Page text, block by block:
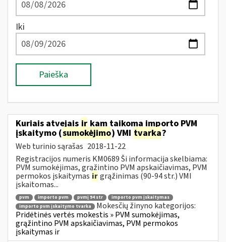
Iki
Paieška
Kuriais atvejais ir kam taikoma importo PVM
įskaitymo (sumokėjimo) VMI tvarka?
Web turinio sąrašas 2018-11-22
Registracijos numeris KM0689 Ši informacija skelbiama:
PVM sumokėjimas, grąžintino PVM apskaičiavimas, PVM
permokos įskaitymas irgrąžinimas (90-94 str.) VMI
įskaitomas...
pvm importo pvm pvmį 94 str
importo pvm įskaitymas
importo pvm įskaitymo tvarka
Mokesčių žinyno kategorijos:
Pridėtinės vertės mokestis » PVM sumokėjimas,
grąžintino PVM apskaičiavimas, PVM permokos
įskaitymas ir